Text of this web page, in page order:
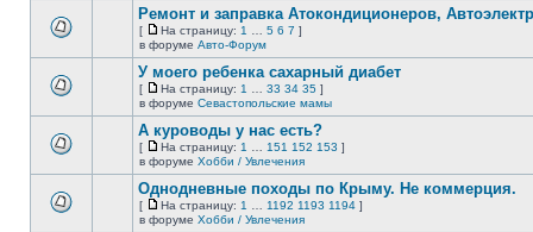
непрочитанных
сообщений.
непрочитанных
сообщений.
этой
непрочитанных
Ремонт и заправка Атокондиционеров,
[
На
страницу
На страницу: 1 5 6 7 ]
в форуме Авто-Форум
этой
непрочитанных
сообщений.
У моего ребенка сахарный диабет
[
На
страницу
На страницу: 1 33 34 35 ]
в форуме Севастопольские мамы
этой
непрочитанных
А куроводы у нас есть?
[
На
страницу
На страницу: 1 151 152 153 ]
в форуме Хобби / Увлечения
Однодневные походы по Крыму. Не коммерция.
[
На
страницу
На страницу: 1 1192 1193 1194 ]
в форуме Хобби / Увлечения